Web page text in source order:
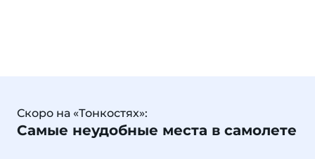
Скоро на «Тонкостях»:
Самые неудобные места в самолете